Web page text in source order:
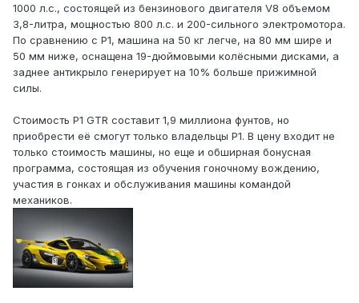
1000 л.с., состоящей из бензинового двигателя V8 объемом
3,8-литра, мощностью 800 л.с. и 200-сильного электромотора.
По сравнению с P1, машина на 50 кг легче, на 80 мм шире и
50 мм ниже, оснащена 19-дюймовыми колёсными дисками, а
заднее антикрыло генерирует на 10% больше прижимной
силы.
Стоимость P1 GTR составит 1,9 миллиона фунтов, но
приобрести её смогут только владельцы P1. В цену входит не
только стоимость машины, но еще и обширная бонусная
программа, состоящая из обучения гоночному вождению,
участия в гонках и обслуживания машины командой
механиков.